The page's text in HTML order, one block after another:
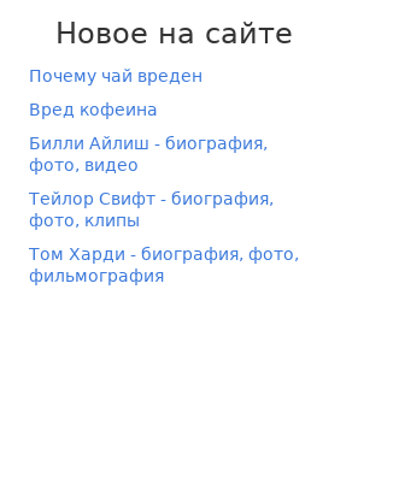
Новое на сайте
Почему чай вреден
Вред кофеина
Билли Айлиш - биография,
фото, видео
Тейлор Свифт - биография,
фото, клипы
Том Харди - биография, фото,
фильмография